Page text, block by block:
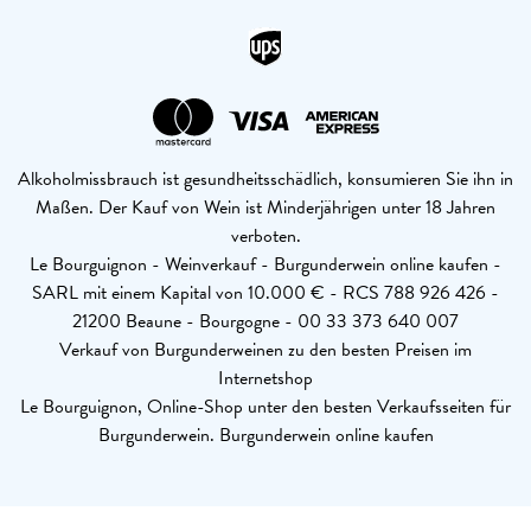
Alkoholmissbrauch ist gesundheitsschädlich, konsumieren Sie ihn in
Maßen. Der Kauf von Wein ist Minderjährigen unter 18 Jahren
verboten.
Le Bourguignon - Weinverkauf - Burgunderwein online kaufen -
SARL mit einem Kapital von 10.000 € - RCS 788 926 426 -
21200 Beaune - Bourgogne - 00 33 373 640 007
Verkauf von Burgunderweinen zu den besten Preisen im
Internetshop
Le Bourguignon, Online-Shop unter den besten Verkaufsseiten für
Burgunderwein. Burgunderwein online kaufen